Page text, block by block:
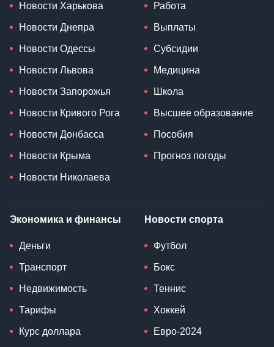
Новости Харькова
Новости Днепра
Новости Одессы
Новости Львова
Новости Запорожья
Новости Кривого Рога
Новости Донбасса
Новости Крыма
Новости Николаева
Работа
Выплаты
Субсидии
Медицина
Школа
Высшее образование
Пособия
Прогноз погоды
Экономика и финансы
Деньги
Транспорт
Недвижимость
Тарифы
Курс доллара
Новости спорта
Футбол
Бокс
Теннис
Хоккей
Евро-2024